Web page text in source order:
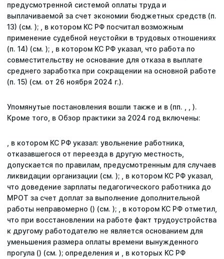
предусмотренной системой оплаты труда и
выплачиваемой за счет экономии бюджетных средств (п.
13) (см. ); , в котором КС РФ посчитал возможным
применение судебной неустойки в трудовых отношениях
(п. 14) (см. ); , в котором КС РФ указал, что работа по
совместительству не основание для отказа в выплате
среднего заработка при сокращении на основной работе
(п. 15) (см. от 26 ноября 2024 г.).
Упомянутые постановления вошли также и в (пп. , , ).
Кроме того, в Обзор практики за 2024 год включены:
, в котором КС РФ указал: увольнение работника,
отказавшегося от переезда в другую местность,
допускается по правилам, предусмотренным для случаев
ликвидации организации (см. ); , в котором КС РФ указал,
что доведение зарплаты педагогического работника до
МРОТ за счет доплат за выполнение дополнительной
работы неправомерно () (см. ); , в котором КС РФ отметил,
что при восстановлении на работе факт трудоустройства
к другому работодателю не является основанием для
уменьшения размера оплаты времени вынужденного
прогула () (см. ); определения и , в которых КС РФ